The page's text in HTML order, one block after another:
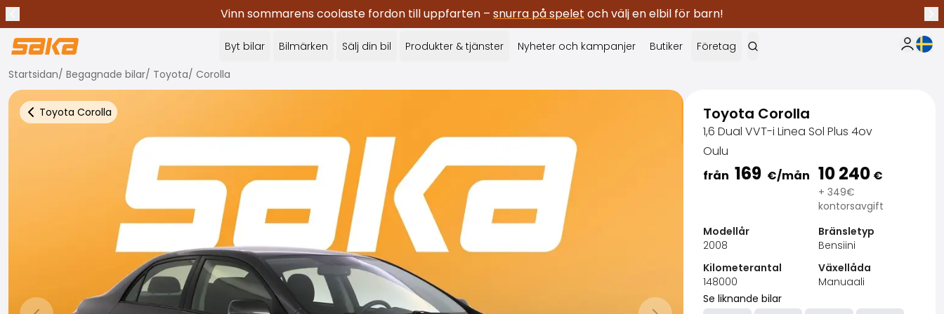
Vinn sommarens coolaste fordon till uppfarten – snurra på spelet och välj en elbil för barn!
Stoppa meddelanden
✕
Byt bilar Bilmärken Sälj din bil Produkter & tjänster Nyheter och kampanjer Butiker Företag Min Saka
Startsidan/ Begagnade bilar/ Toyota/ Corolla
Toyota Corolla
Tillbaka till fler bilresultat Toyota Corolla
1,6 Dual VVT-i Linea Sol Plus 4ov
Oulu
från 169 €/mån 10 240 €
+ 349€
kontorsavgift
Modellår
2008
Bränsletyp
Bensiini
Kilometerantal
148000
Växellåda
Manuaali
Se liknande bilar